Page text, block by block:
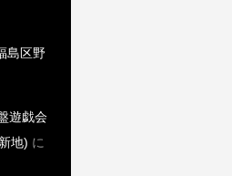
島区野
遊戯会
地) に